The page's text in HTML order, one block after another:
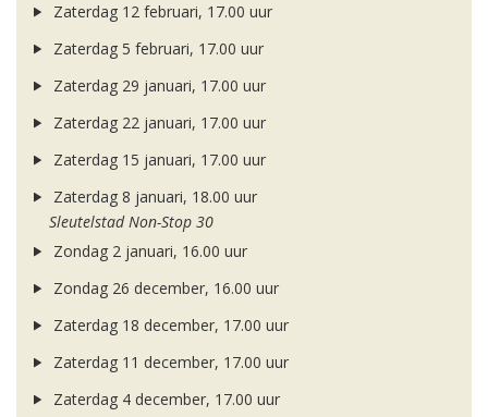
Zaterdag 12 februari, 17.00 uur
Zaterdag 5 februari, 17.00 uur
Zaterdag 29 januari, 17.00 uur
Zaterdag 22 januari, 17.00 uur
Zaterdag 15 januari, 17.00 uur
Zaterdag 8 januari, 18.00 uur
Sleutelstad Non-Stop 30
Zondag 2 januari, 16.00 uur
Zondag 26 december, 16.00 uur
Zaterdag 18 december, 17.00 uur
Zaterdag 11 december, 17.00 uur
Zaterdag 4 december, 17.00 uur